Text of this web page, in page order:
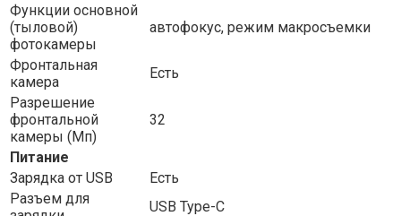
Функции основной
(тыловой)
фотокамеры
автофокус, режим макросъемки
Фронтальная
камера
Есть
Разрешение
фронтальной
камеры (Мп)
32
Питание
Зарядка от USB
Есть
Разъем для
USB Type-C